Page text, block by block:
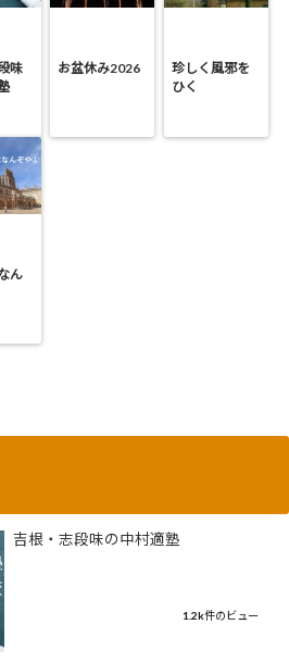
味
お盆休み2026
珍しく風邪を
ひく
ん
吉根・志段味の中村適塾
1.2k件のビュー